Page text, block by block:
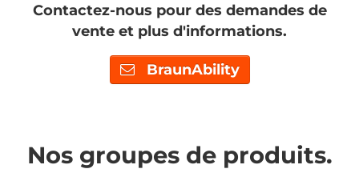
Contactez-nous pour des demandes de
vente et plus d'informations.
BraunAbility
Nos groupes de produits.